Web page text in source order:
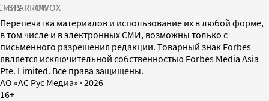
SPARROWINFOX
Перепечатка материалов и использование их в любой форме,
в том числе и в электронных СМИ, возможны только с
письменного разрешения редакции. Товарный знак Forbes
является исключительной собственностью Forbes Media Asia
Pte. Limited. Все права защищены.
AO «АС Рус Медиа» · 2026
16+